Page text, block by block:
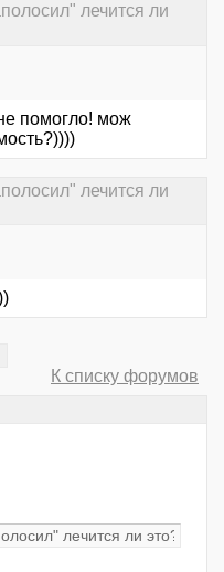
лечится ли
помогло! мож
лечится ли
К списку форумов